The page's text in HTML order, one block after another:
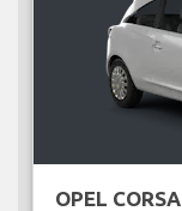
OPEL CORSA